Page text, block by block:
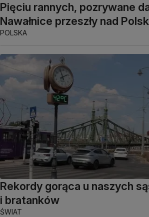
Pięciu rannych, pozrywane
Nawałnice przeszły nad
POLSKA
Rekordy gorąca u naszych
i bratanków
ŚWIAT